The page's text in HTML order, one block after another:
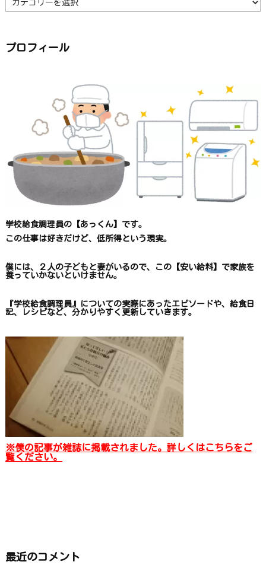
テ
ゴ
ら
探
プロフィール
学校給食調理員の【あっくん】です。
この仕事は好きだけど、 低所得という現実。
僕には、２人の子どもと妻がいるので、 この【安い給料】で家族を
養っていかないといけません。
『学校給食調理員』についての実際にあったエピソードや、 給食日
記、レシピなど、 分かりやすく更新していきます。
※僕の記事が雑誌に掲載されました。詳しくはこちらをご
覧ください。
最近のコメント